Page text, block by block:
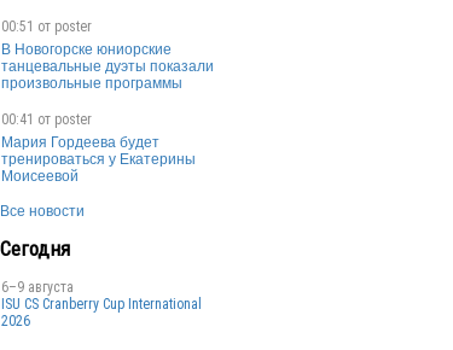
00:51 от poster
В Новогорске юниорские
танцевальные дуэты показали
произвольные программы
00:41 от poster
Мария Гордеева будет
тренироваться у Екатерины
Моисеевой
Все новости
Сегодня
6–9 августа
ISU CS Cranberry Cup International
2026